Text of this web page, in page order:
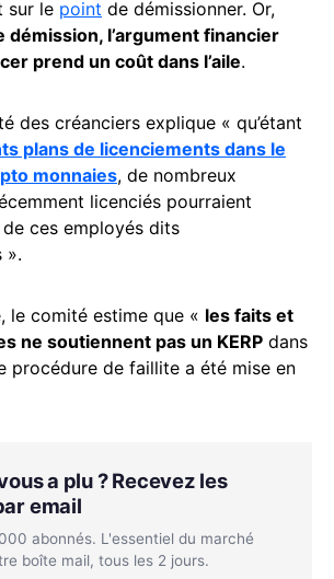
sur le point de démissionner. Or,
démission, l’argument financier
prend un coût dans l’aile.
des créanciers explique « qu’étant
plans de licenciements dans le
monnaies, de nombreux
licenciés pourraient
ces employés dits
».
le comité estime que « les faits et
ne soutiennent pas un KERP dans
procédure de faillite a été mise en
a plu ? Recevez les
email
abonnés. L'essentiel du marché
boîte mail, tous les 2 jours.